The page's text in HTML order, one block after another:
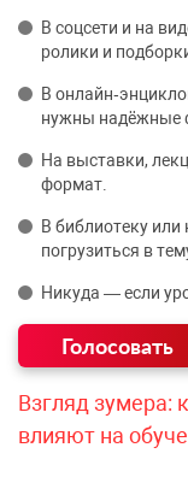
В соцсети и на
ролики и
В
нужны надёжные
На выставки,
формат.
В библиотеку
погрузиться в
Никуда — если
Взгляд зумера:
влияют на